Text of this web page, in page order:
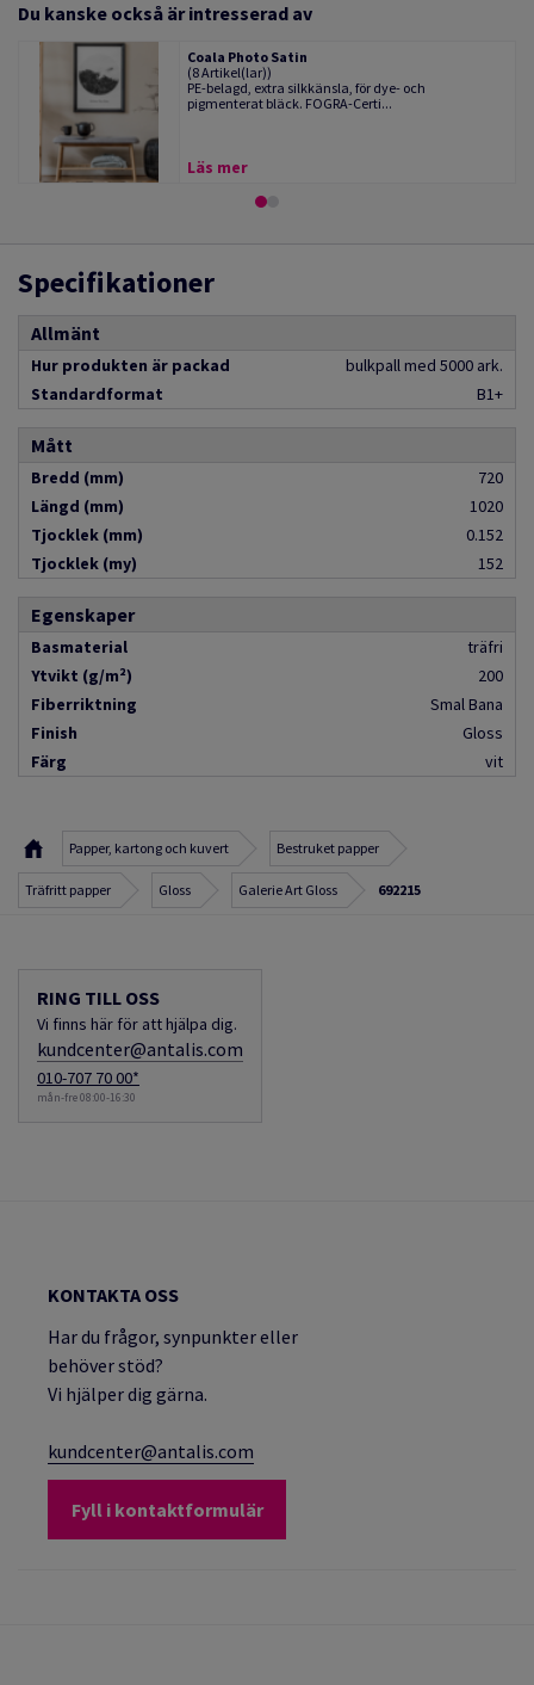
Du kanske också är intresserad av
Coala Photo Satin
(8 Artikel(lar))
PE-belagd, extra silkkänsla, för dye- och
pigmenterat bläck. FOGRA-Certi...
Läs mer
Specifikationer
Allmänt
Hur produkten är packad
bulkpall med 5000 ark.
Standardformat
B1+
Mått
Bredd (mm)
720
Längd (mm)
1020
Tjocklek (mm)
0.152
Tjocklek (my)
152
Egenskaper
Basmaterial
träfri
Ytvikt (g/m²)
200
Fiberriktning
Smal Bana
Finish
Gloss
Färg
vit
Papper, kartong och kuvert Bestruket papper
Träfritt papper Gloss Galerie Art Gloss 692215
RING TILL OSS
Vi finns här för att hjälpa dig.
kundcenter@antalis.com
010-707 70 00*
mån-fre 08:00-16:30
KONTAKTA OSS
Har du frågor, synpunkter eller
behöver stöd?
Vi hjälper dig gärna.
kundcenter@antalis.com
Fyll i kontaktformulär